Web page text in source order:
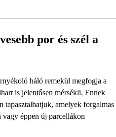
por és szél a
háló remekül megfogja a
is jelentősen mérsékli. Ennek
tapasztalhatjuk, amelyek forgalmas
éppen új parcellákon